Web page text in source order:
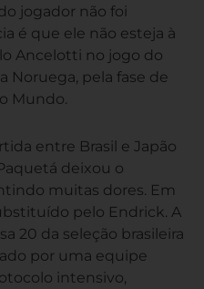
jogador não foi
é que ele não esteja à
Ancelotti no jogo do
Noruega, pela fase de
Mundo.
entre Brasil e Japão
deixou o
muitas dores. Em
pelo Endrick. A
20 da seleção brasileira
por uma equipe
intensivo,